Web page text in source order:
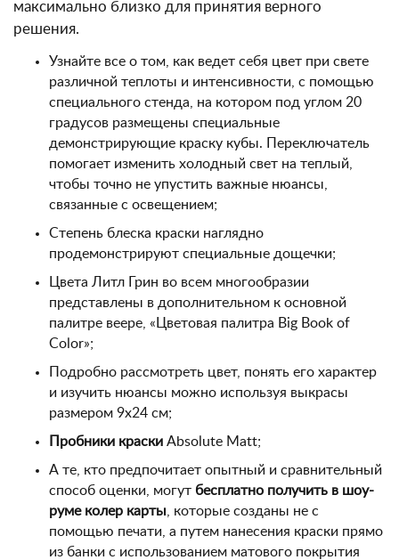
максимально близко для принятия верного
решения.
Узнайте все о том, как ведет себя цвет при свете
различной теплоты и интенсивности, с помощью
специального стенда, на котором под углом 20
градусов размещены специальные
демонстрирующие краску кубы. Переключатель
помогает изменить холодный свет на теплый,
чтобы точно не упустить важные нюансы,
связанные с освещением;
Степень блеска краски наглядно
продемонстрируют специальные дощечки;
Цвета Литл Грин во всем многообразии
представлены в дополнительном к основной
палитре веере, «Цветовая палитра Big Book of
Color»;
Подробно рассмотреть цвет, понять его характер
и изучить нюансы можно используя выкрасы
размером 9х24 см;
Пробники краски Absolute Matt;
А те, кто предпочитает опытный и сравнительный
способ оценки, могут бесплатно получить в шоу-
руме колер карты , которые созданы не с
помощью печати, а путем нанесения краски прямо
из банки с использованием матового покрытия